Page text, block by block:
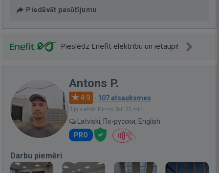
Piedāvāt pasūtījumu
Pieslēdz Enefit elektrību un ietaupi!
Antons P.
4.9 · 107 atsauksmes
Bija vietnē: Pirms 3st. 25 min.
Latviski, По-русски, English
PRO
Darbu piemēri